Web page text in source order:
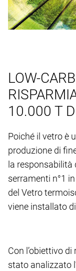
LOW-
10.000 T
Poiché il vetro è
produzione di
la responsabilità
serramenti n°1
del Vetro
viene installato
Con l’obiettivo
stato analizzato